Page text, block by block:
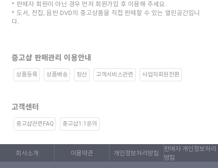
판매자 회원이 아닌 경우 먼저 회원가입 후 이용해 주세요.
도서, 전집, 음반 DVD의 중고상품을 직접 판매할 수 있는 열린공간입니
다.
중고샵 판매관리 이용안내
상품등록 상품배송 정산 고객서비스관련 사업자회원전환
고객센터
중고샵관련FAQ 중고샵1:1문의
회사소개 이용약관 개인정보처리방침
판매자 개인정보처리
방침